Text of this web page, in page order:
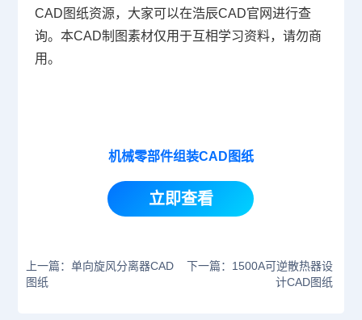
CAD图纸资源，大家可以在浩辰CAD官网进行查
询。本CAD制图素材仅用于互相学习资料，请勿商
用。
机械零部件组装CAD图纸
立即查看
上一篇：单向旋风分离器CAD
图纸
下一篇：1500A可逆散热器设
计CAD图纸